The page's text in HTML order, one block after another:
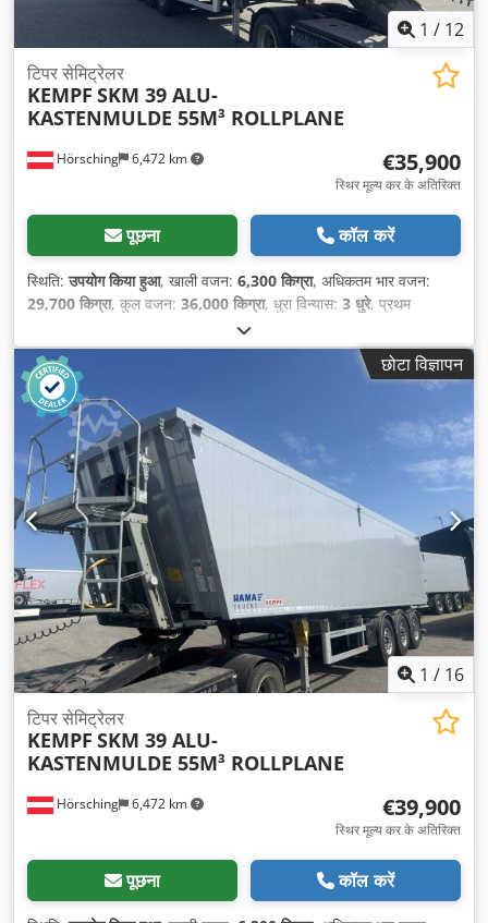
1 / 12
Hörsching 6,472 km
टिपर सेमिट्रेलर
KEMPF SKM 39 ALU-
KASTENMULDE 55M³ ROLLPLANE
€35,900
स्थिर मूल्य कर के अतिरिक्त
पूछना कॉल करें
स्थिति:उपयोग किया हुआ, खाली वजन: 6,300 किग्रा, अधिकतम भार वजन:
29,700 किग्रा, कुल वजन: 36,000 किग्रा, धुरा विन्यास: 3 धुरे, प्रथम
, लोडिंग स्पेस वॉल्यूम:
एबीएस,
छोटा विज्ञापन
1 / 16
Hörsching 6,472 km
टिपर सेमिट्रेलर
KEMPF SKM 39 ALU-
KASTENMULDE 55M³ ROLLPLANE
€39,900
स्थिर मूल्य कर के अतिरिक्त
पूछना कॉल करें